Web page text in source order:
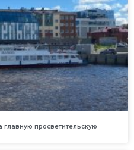
просветительскую